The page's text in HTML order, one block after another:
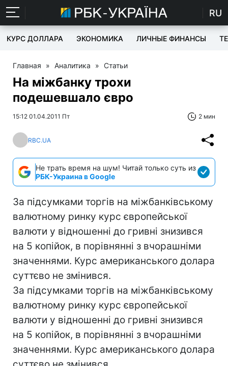
RU
КУРС ДОЛЛАРА ЭКОНОМИКА ЛИЧНЫЕ ФИНАНСЫ
Главная » Аналитика » Статьи
На міжбанку трохи
подешевшало євро
15:12 01.04.2011 Пт 2 мин
RBC.UA
Не трать время на шум! Читай только суть из
РБК-Украина в Google
За підсумками торгів на міжбанківському
валютному ринку курс європейської
валюти у відношенні до гривні знизився
на 5 копійок, в порівнянні з вчорашніми
значеннями. Курс американського долара
суттєво не змінився.
За підсумками торгів на міжбанківському
валютному ринку курс європейської
валюти у відношенні до гривні знизився
на 5 копійок, в порівнянні з вчорашніми
значеннями. Курс американського долара